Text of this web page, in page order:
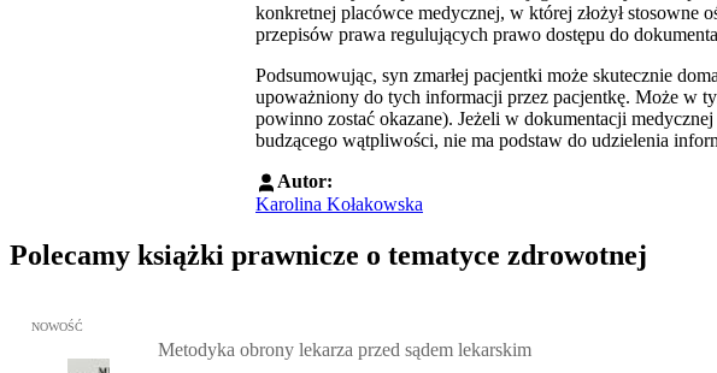
konkretnej placówce medycznej, w której złożył
przepisów prawa regulujących prawo dostępu do
Podsumowując, syn zmarłej pacjentki może skutecznie
upoważniony do tych informacji przez pacjentkę. Może w
powinno zostać okazane). Jeżeli w dokumentacji
budzącego wątpliwości, nie ma podstaw do udzielenia
Autor:
Karolina Kołakowska
Polecamy książki prawnicze o tematyce zdrowotnej
Przejdź do: Metodyka obrony lekarza przed sądem lekarskim, Marcin Burdzik, Radosław
NOWOŚĆ
Metodyka obrony lekarza przed sądem lekarskim